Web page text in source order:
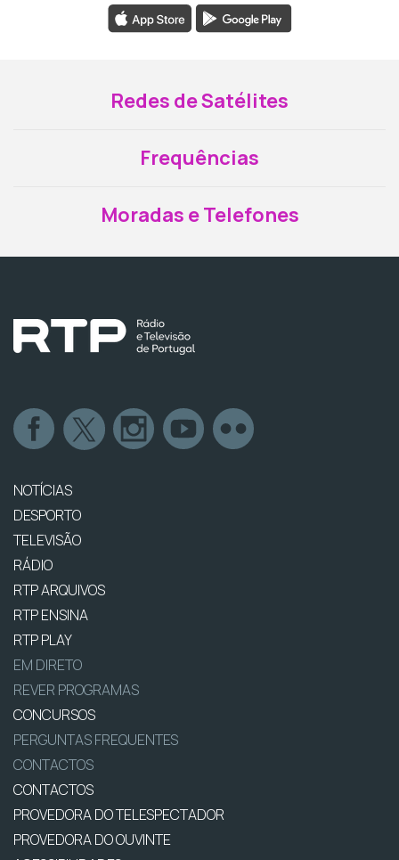
Redes de Satélites
Frequências
Moradas e Telefones
NOTÍCIAS
DESPORTO
TELEVISÃO
RÁDIO
RTP ARQUIVOS
RTP ENSINA
RTP PLAY
EM DIRETO
REVER PROGRAMAS
CONCURSOS
PERGUNTAS FREQUENTES
CONTACTOS
CONTACTOS
PROVEDORA DO TELESPECTADOR
PROVEDORA DO OUVINTE